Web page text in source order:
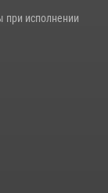
при исполнении